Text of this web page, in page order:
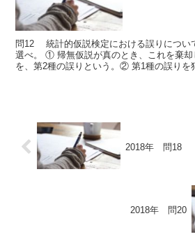
問12 統計的仮説検定における誤りについ
選べ。 ① 帰無仮説が真のとき、これを棄却
を、第2種の誤りという。② 第1種の誤りを
2018年 問18
2018年 問20